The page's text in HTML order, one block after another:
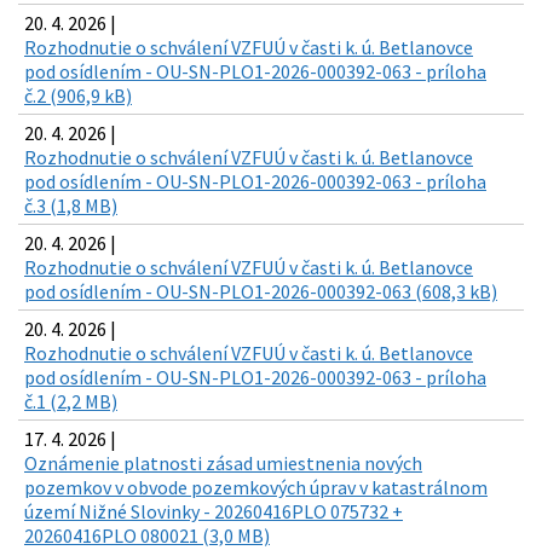
20. 4. 2026 |
Rozhodnutie o schválení VZFUÚ v časti k. ú. Betlanovce
pod osídlením - OU-SN-PLO1-2026-000392-063 - príloha
č.2 (906,9 kB)
20. 4. 2026 |
Rozhodnutie o schválení VZFUÚ v časti k. ú. Betlanovce
pod osídlením - OU-SN-PLO1-2026-000392-063 - príloha
č.3 (1,8 MB)
20. 4. 2026 |
Rozhodnutie o schválení VZFUÚ v časti k. ú. Betlanovce
pod osídlením - OU-SN-PLO1-2026-000392-063 (608,3 kB)
20. 4. 2026 |
Rozhodnutie o schválení VZFUÚ v časti k. ú. Betlanovce
pod osídlením - OU-SN-PLO1-2026-000392-063 - príloha
č.1 (2,2 MB)
17. 4. 2026 |
Oznámenie platnosti zásad umiestnenia nových
pozemkov v obvode pozemkových úprav v katastrálnom
území Nižné Slovinky - 20260416PLO 075732 +
20260416PLO 080021 (3,0 MB)